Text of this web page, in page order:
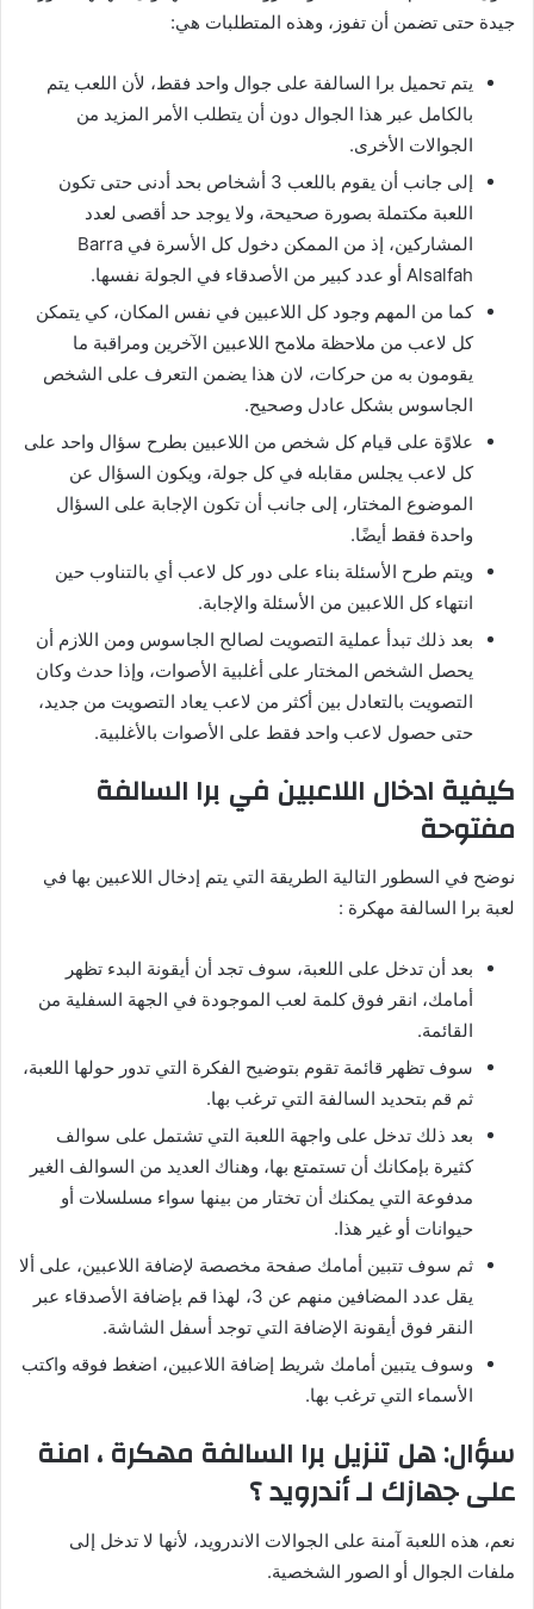
جيدة حتى تضمن أن تفوز، وهذه المتطلبات هي:
يتم تحميل برا السالفة على جوال واحد فقط، لأن اللعب يتم
بالكامل عبر هذا الجوال دون أن يتطلب الأمر المزيد من
الجوالات الأخرى.
إلى جانب أن يقوم باللعب 3 أشخاص بحد أدنى حتى تكون
اللعبة مكتملة بصورة صحيحة، ولا يوجد حد أقصى لعدد
المشاركين، إذ من الممكن دخول كل الأسرة في Barra
Alsalfah أو عدد كبير من الأصدقاء في الجولة نفسها.
كما من المهم وجود كل اللاعبين في نفس المكان، كي يتمكن
كل لاعب من ملاحظة ملامح اللاعبين الآخرين ومراقبة ما
يقومون به من حركات، لان هذا يضمن التعرف على الشخص
الجاسوس بشكل عادل وصحيح.
علاوًة على قيام كل شخص من اللاعبين بطرح سؤال واحد على
كل لاعب يجلس مقابله في كل جولة، ويكون السؤال عن
الموضوع المختار، إلى جانب أن تكون الإجابة على السؤال
واحدة فقط أيضًا.
ويتم طرح الأسئلة بناء على دور كل لاعب أي بالتناوب حين
انتهاء كل اللاعبين من الأسئلة والإجابة.
بعد ذلك تبدأ عملية التصويت لصالح الجاسوس ومن اللازم أن
يحصل الشخص المختار على أغلبية الأصوات، وإذا حدث وكان
التصويت بالتعادل بين أكثر من لاعب يعاد التصويت من جديد،
حتى حصول لاعب واحد فقط على الأصوات بالأغلبية.
كيفية ادخال اللاعبين في برا السالفة
مفتوحة
نوضح في السطور التالية الطريقة التي يتم إدخال اللاعبين بها في
لعبة برا السالفة مهكرة :
بعد أن تدخل على اللعبة، سوف تجد أن أيقونة البدء تظهر
أمامك، انقر فوق كلمة لعب الموجودة في الجهة السفلية من
القائمة.
سوف تظهر قائمة تقوم بتوضيح الفكرة التي تدور حولها اللعبة،
ثم قم بتحديد السالفة التي ترغب بها.
بعد ذلك تدخل على واجهة اللعبة التي تشتمل على سوالف
كثيرة بإمكانك أن تستمتع بها، وهناك العديد من السوالف الغير
مدفوعة التي يمكنك أن تختار من بينها سواء مسلسلات أو
حيوانات أو غير هذا.
ثم سوف تتبين أمامك صفحة مخصصة لإضافة اللاعبين، على ألا
يقل عدد المضافين منهم عن 3، لهذا قم بإضافة الأصدقاء عبر
النقر فوق أيقونة الإضافة التي توجد أسفل الشاشة.
وسوف يتبين أمامك شريط إضافة اللاعبين، اضغط فوقه واكتب
الأسماء التي ترغب بها.
سؤال: هل تنزيل برا السالفة مهكرة ، امنة
على جهازك لـ أندرويد ؟
نعم، هذه اللعبة آمنة على الجوالات الاندرويد، لأنها لا تدخل إلى
ملفات الجوال أو الصور الشخصية.